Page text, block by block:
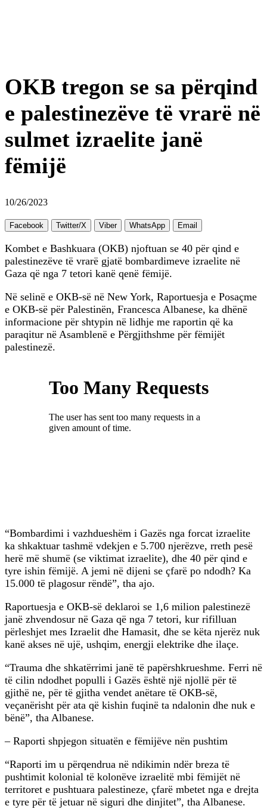
OKB tregon se sa përqind
e palestinezëve të vrarë në
sulmet izraelite janë
fëmijë
10/26/2023
Facebook Twitter/X Viber WhatsApp Email
Kombet e Bashkuara (OKB) njoftuan se 40 për qind e
palestinezëve të vrarë gjatë bombardimeve izraelite në
Gaza që nga 7 tetori kanë qenë fëmijë.
Në selinë e OKB-së në New York, Raportuesja e Posaçme
e OKB-së për Palestinën, Francesca Albanese, ka dhënë
informacione për shtypin në lidhje me raportin që ka
paraqitur në Asamblenë e Përgjithshme për fëmijët
palestinezë.
“Bombardimi i vazhdueshëm i Gazës nga forcat izraelite
ka shkaktuar tashmë vdekjen e 5.700 njerëzve, rreth pesë
herë më shumë (se viktimat izraelite), dhe 40 për qind e
tyre ishin fëmijë. A jemi në dijeni se çfarë po ndodh? Ka
15.000 të plagosur rëndë”, tha ajo.
Raportuesja e OKB-së deklaroi se 1,6 milion palestinezë
janë zhvendosur në Gaza që nga 7 tetori, kur rifilluan
përleshjet mes Izraelit dhe Hamasit, dhe se këta njerëz nuk
kanë akses në ujë, ushqim, energji elektrike dhe ilaçe.
“Trauma dhe shkatërrimi janë të papërshkrueshme. Ferri në
të cilin ndodhet populli i Gazës është një njollë për të
gjithë ne, për të gjitha vendet anëtare të OKB-së,
veçanërisht për ata që kishin fuqinë ta ndalonin dhe nuk e
bënë”, tha Albanese.
– Raporti shpjegon situatën e fëmijëve nën pushtim
“Raporti im u përqendrua në ndikimin ndër breza të
pushtimit kolonial të kolonëve izraelitë mbi fëmijët në
territoret e pushtuara palestineze, çfarë mbetet nga e drejta
e tyre për të jetuar në siguri dhe dinjitet”, tha Albanese.